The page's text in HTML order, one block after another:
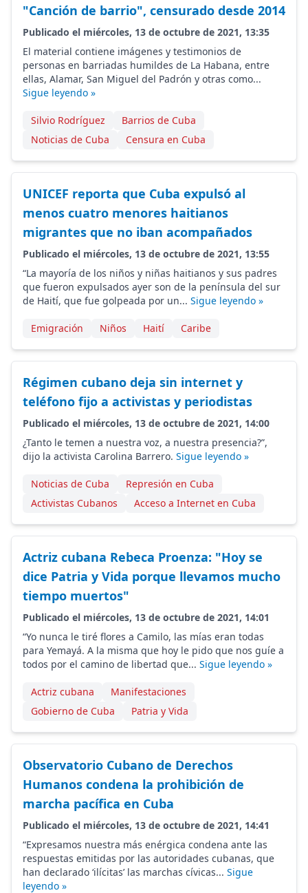
"Canción de barrio", censurado desde 2014
Publicado el miércoles, 13 de octubre de 2021, 13:35
El material contiene imágenes y testimonios de
personas en barriadas humildes de La Habana, entre
ellas, Alamar, San Miguel del Padrón y otras como...
Sigue leyendo »
Silvio Rodríguez
Barrios de Cuba
Noticias de Cuba
Censura en Cuba
UNICEF reporta que Cuba expulsó al
menos cuatro menores haitianos
migrantes que no iban acompañados
Publicado el miércoles, 13 de octubre de 2021, 13:55
“La mayoría de los niños y niñas haitianos y sus padres
que fueron expulsados ayer son de la península del sur
de Haití, que fue golpeada por un... Sigue leyendo »
Emigración Niños Haití Caribe
Régimen cubano deja sin internet y
teléfono fijo a activistas y periodistas
Publicado el miércoles, 13 de octubre de 2021, 14:00
¿Tanto le temen a nuestra voz, a nuestra presencia?”,
dijo la activista Carolina Barrero. Sigue leyendo »
Noticias de Cuba
Represión en Cuba
Activistas Cubanos
Acceso a Internet en Cuba
Actriz cubana Rebeca Proenza: "Hoy se
dice Patria y Vida porque llevamos mucho
tiempo muertos"
Publicado el miércoles, 13 de octubre de 2021, 14:01
“Yo nunca le tiré flores a Camilo, las mías eran todas
para Yemayá. A la misma que hoy le pido que nos guíe a
todos por el camino de libertad que... Sigue leyendo »
Actriz cubana
Manifestaciones
Gobierno de Cuba
Patria y Vida
Observatorio Cubano de Derechos
Humanos condena la prohibición de
marcha pacífica en Cuba
Publicado el miércoles, 13 de octubre de 2021, 14:41
“Expresamos nuestra más enérgica condena ante las
respuestas emitidas por las autoridades cubanas, que
han declarado ‘ilícitas’ las marchas cívicas... Sigue
leyendo »